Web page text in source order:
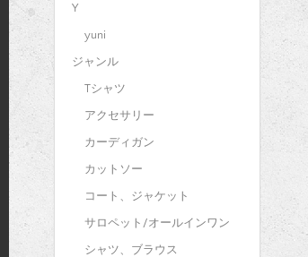
Y
yuni
ジャンル
Tシャツ
アクセサリー
カーディガン
カットソー
コート、ジャケット
サロペット/オールインワン
シャツ、ブラウス